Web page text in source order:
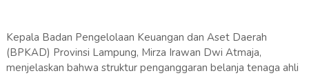
Kepala Badan Pengelolaan Keuangan dan Aset Daerah
(BPKAD) Provinsi Lampung, Mirza Irawan Dwi Atmaja,
menjelaskan bahwa struktur penganggaran belanja tenaga ahli